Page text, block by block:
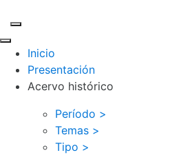
Inicio
Presentación
Acervo histórico
Período >
Temas >
Tipo >